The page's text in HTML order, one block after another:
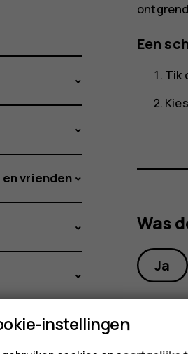
Een
Tik
Was
Ja
vrienden
instellingen